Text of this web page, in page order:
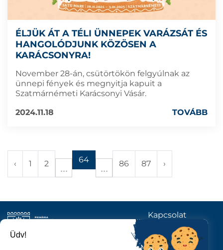
ÉLJÜK ÁT A TÉLI ÜNNEPEK VARÁZSÁT ÉS
HANGOLÓDJUNK KÖZÖSEN A
KARÁCSONYRA!
November 28-án, csütörtökön felgyúlnak az
ünnepi fények és megnyitja kapuit a
Szatmárnémeti Karácsonyi Vásár.
2024.11.18
TOVÁBB
‹ 1 2 64 86 87 ›
Kapcsolat
KÖVESSENEK
Üdv!